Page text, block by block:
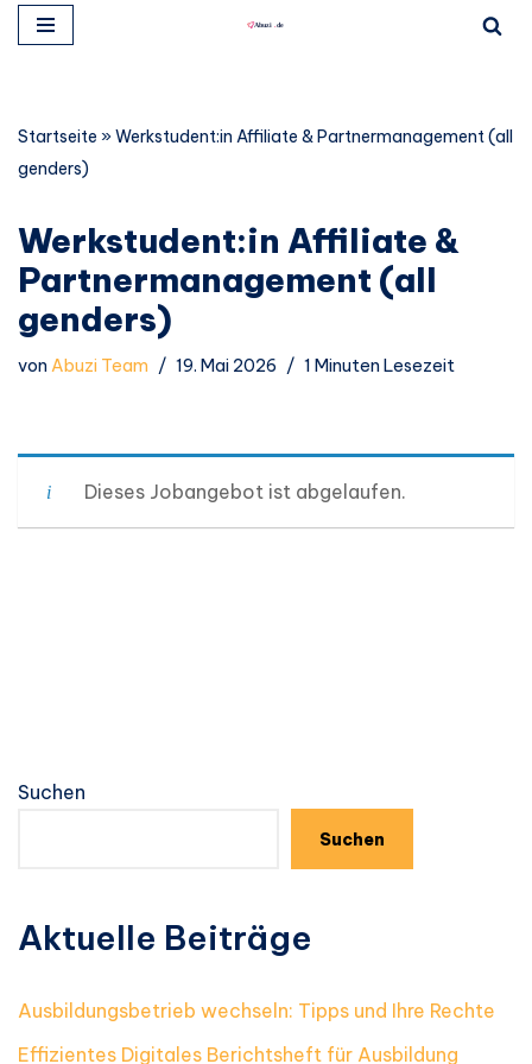
springen
Startseite »Werkstudent:in Affiliate & Partnermanagement (all
genders)
Werkstudent:in Affiliate &
Partnermanagement (all
genders)
vonAbuzi Team 19. Mai 2026 1 Minuten Lesezeit
Dieses Jobangebot ist abgelaufen.
Suchen
Suchen
Aktuelle Beiträge
Ausbildungsbetrieb wechseln: Tipps und Ihre Rechte
Effizientes Digitales Berichtsheft für Ausbildung